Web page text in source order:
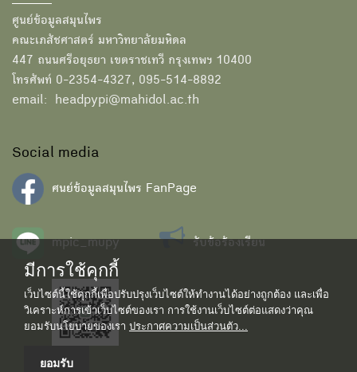
ศูนย์ข้อมูลสมุนไพร
คณะเภสัชศาสตร์ มหาวิทยาลัยมหิดล
447 ถนนศรีอยุธยา เขตราชเทวี กรุงเทพฯ 10400
โทรศัพท์ 0-2354-4327, 095-514-8892
email: headpypi@mahidol.ac.th
Social media
ศนย์ข้อมูลสมุนไพร FanPage
mpic_mupy รับข้อร้องเรียน
มีการใช้คุกกี้
เว็บไซต์นี้ใช้คุกกี้เพื่อปรับปรุงเว็บไซต์ให้ทำงานได้อย่างถูกต้อง และเพื่อ
วิเคราะห์การเข้าเว็บไซต์ของเรา การใช้งานเว็บไซต์ต่อแสดงว่าคุณ
ยอมรับนโยบายของเรา ประกาศความเป็นส่วนตัว...
ยอมรับ